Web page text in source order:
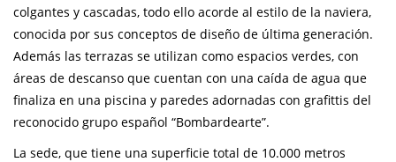
colgantes y cascadas, todo ello acorde al estilo de la naviera,
conocida por sus conceptos de diseño de última generación.
Además las terrazas se utilizan como espacios verdes, con
áreas de descanso que cuentan con una caída de agua que
finaliza en una piscina y paredes adornadas con grafittis del
reconocido grupo español “Bombardearte”.
La sede, que tiene una superficie total de 10.000 metros